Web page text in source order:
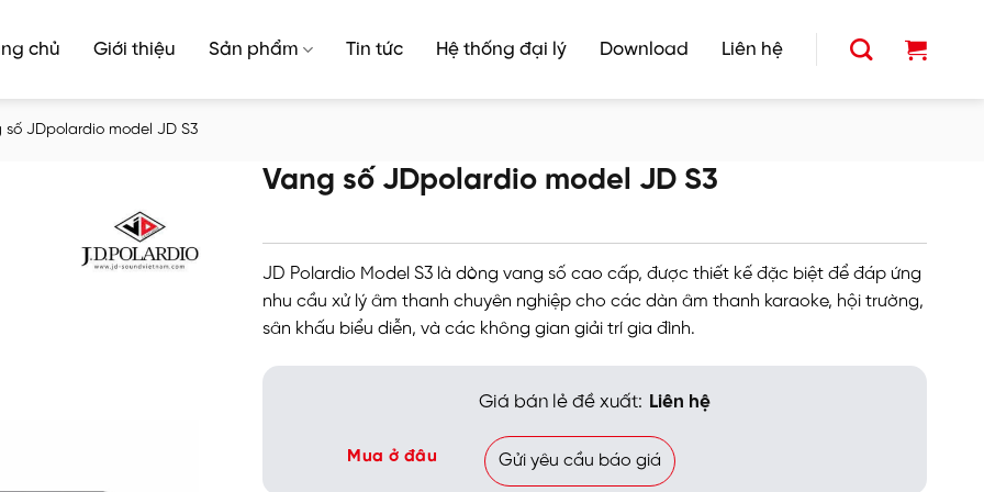
chủ Giới thiệu Sản phẩm Tin tức Hệ thống đại lý Download Liên hệ
số JDpolardio model JD S3
Vang số JDpolardio model JD S3
JD Polardio Model S3 là dòng vang số cao cấp, được thiết kế đặc biệt để đáp ứng
nhu cầu xử lý âm thanh chuyên nghiệp cho các dàn âm thanh karaoke, hội trường,
sân khấu biểu diễn, và các không gian giải trí gia đình.
Giá bán lẻ đề xuất: Liên hệ
Mua ở đâu Gửi yêu cầu báo giá